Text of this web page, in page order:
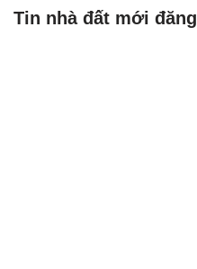
Tin nhà đất mới đăng